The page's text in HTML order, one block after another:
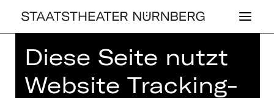
Home>Haus>Künstler*innen>
Lioba Braun
Diese Seite nutzt
Website Tracking-